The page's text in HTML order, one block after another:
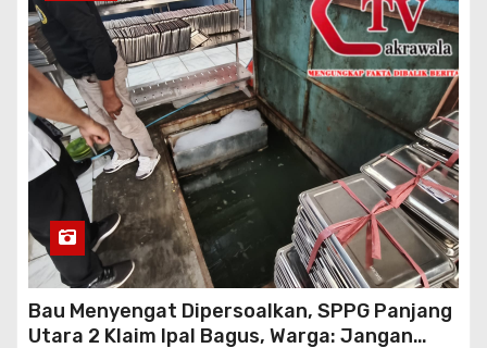
Bau Menyengat Dipersoalkan, SPPG Panjang
Utara 2 Klaim Ipal Bagus, Warga: Jangan